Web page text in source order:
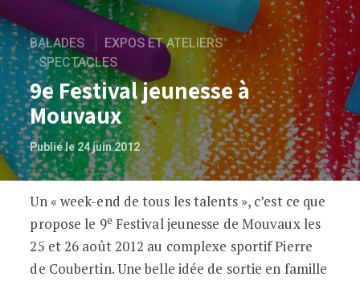
BALADES
EXPOS ET ATELIERS
SPECTACLES
9e Festival jeunesse à
Mouvaux
Publié le 24 juin 2012
9e Festival jeunesse à Mouvaux
Un « week-end de tous les talents », c’est ce que
propose le 9e Festival jeunesse de Mouvaux les
25 et 26 août 2012 au complexe sportif Pierre
de Coubertin. Une belle idée de sortie en famille